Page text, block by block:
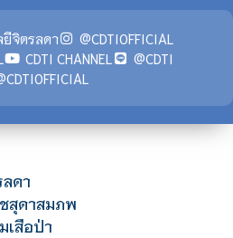
จิตรลดา
@CDTIOFFICIAL
CDTI CHANNEL
@CDTI
ดา
สุดาสมภพ
เสือป่า